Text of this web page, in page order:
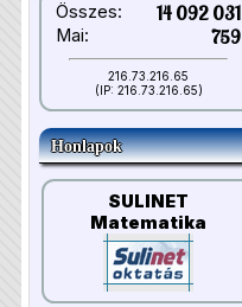
Összes: 14 092 031
Mai: 759
216.73.216.65
(IP: 216.73.216.65)
Honlapok
SULINET
Matematika